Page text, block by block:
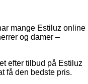
mange Estiluz online
og damer –
efter tilbud på Estiluz
få den bedste pris.